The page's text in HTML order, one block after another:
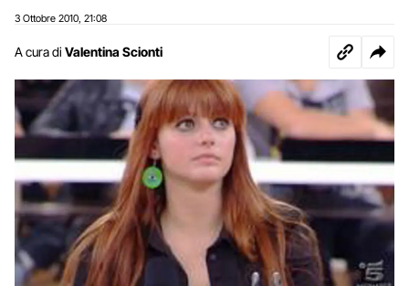
3 Ottobre 2010 21:08
A cura di Valentina Scionti